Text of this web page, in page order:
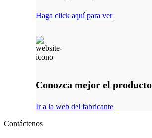
Haga click aquí para ver
Conozca mejor el producto
Ir a la web del fabricante
Contáctenos